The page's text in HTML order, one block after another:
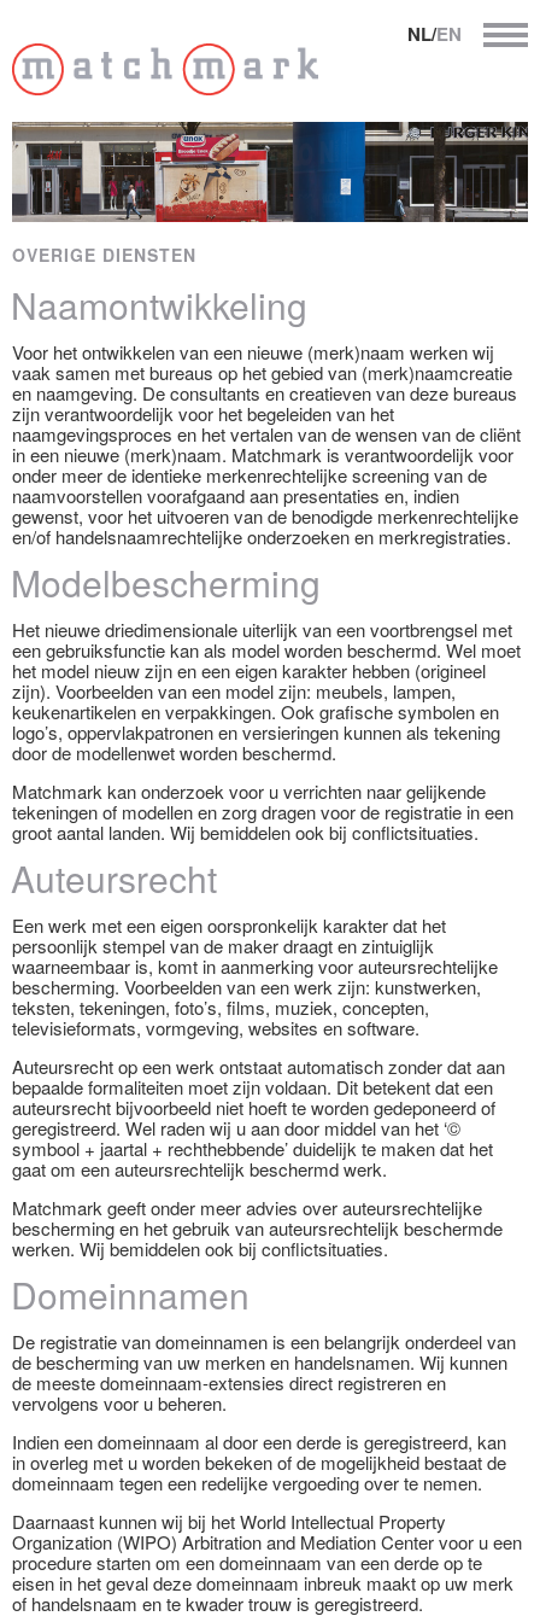
NL/EN
OVERIGE DIENSTEN
Naamontwikkeling
Voor het ontwikkelen van een nieuwe (merk)naam werken wij
vaak samen met bureaus op het gebied van (merk)naamcreatie
en naamgeving. De consultants en creatieven van deze bureaus
zijn verantwoordelijk voor het begeleiden van het
naamgevingsproces en het vertalen van de wensen van de cliënt
in een nieuwe (merk)naam. Matchmark is verantwoordelijk voor
onder meer de identieke merkenrechtelijke screening van de
naamvoorstellen voorafgaand aan presentaties en, indien
gewenst, voor het uitvoeren van de benodigde merkenrechtelijke
en/of handelsnaamrechtelijke onderzoeken en merkregistraties.
Modelbescherming
Het nieuwe driedimensionale uiterlijk van een voortbrengsel met
een gebruiksfunctie kan als model worden beschermd. Wel moet
het model nieuw zijn en een eigen karakter hebben (origineel
zijn). Voorbeelden van een model zijn: meubels, lampen,
keukenartikelen en verpakkingen. Ook grafische symbolen en
logo’s, oppervlakpatronen en versieringen kunnen als tekening
door de modellenwet worden beschermd.
Matchmark kan onderzoek voor u verrichten naar gelijkende
tekeningen of modellen en zorg dragen voor de registratie in een
groot aantal landen. Wij bemiddelen ook bij conflictsituaties.
Auteursrecht
Een werk met een eigen oorspronkelijk karakter dat het
persoonlijk stempel van de maker draagt en zintuiglijk
waarneembaar is, komt in aanmerking voor auteursrechtelijke
bescherming. Voorbeelden van een werk zijn: kunstwerken,
teksten, tekeningen, foto’s, films, muziek, concepten,
televisieformats, vormgeving, websites en software.
Auteursrecht op een werk ontstaat automatisch zonder dat aan
bepaalde formaliteiten moet zijn voldaan. Dit betekent dat een
auteursrecht bijvoorbeeld niet hoeft te worden gedeponeerd of
geregistreerd. Wel raden wij u aan door middel van het ‘©
symbool + jaartal + rechthebbende’ duidelijk te maken dat het
gaat om een auteursrechtelijk beschermd werk.
Matchmark geeft onder meer advies over auteursrechtelijke
bescherming en het gebruik van auteursrechtelijk beschermde
werken. Wij bemiddelen ook bij conflictsituaties.
Domeinnamen
De registratie van domeinnamen is een belangrijk onderdeel van
de bescherming van uw merken en handelsnamen. Wij kunnen
de meeste domeinnaam-extensies direct registreren en
vervolgens voor u beheren.
Indien een domeinnaam al door een derde is geregistreerd, kan
in overleg met u worden bekeken of de mogelijkheid bestaat de
domeinnaam tegen een redelijke vergoeding over te nemen.
Daarnaast kunnen wij bij het World Intellectual Property
Organization (WIPO) Arbitration and Mediation Center voor u een
procedure starten om een domeinnaam van een derde op te
eisen in het geval deze domeinnaam inbreuk maakt op uw merk
of handelsnaam en te kwader trouw is geregistreerd.